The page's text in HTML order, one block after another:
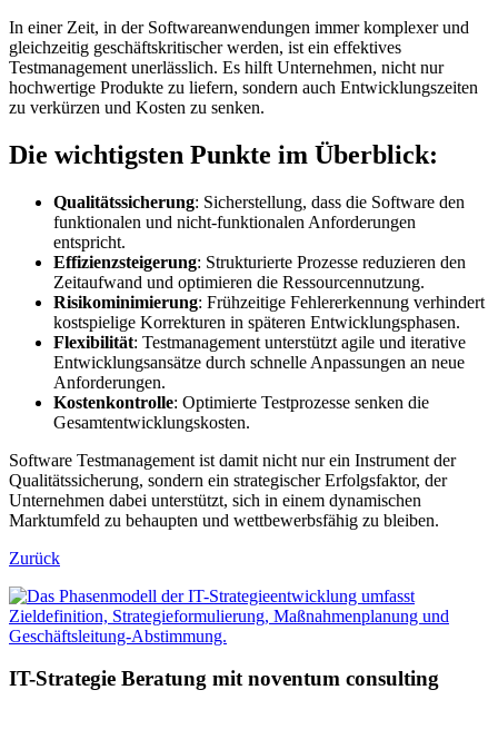
In einer Zeit, in der Softwareanwendungen immer komplexer und
gleichzeitig geschäftskritischer werden, ist ein effektives
Testmanagement unerlässlich. Es hilft Unternehmen, nicht nur
hochwertige Produkte zu liefern, sondern auch Entwicklungszeiten
zu verkürzen und Kosten zu senken.
Die wichtigsten Punkte im Überblick:
Qualitätssicherung: Sicherstellung, dass die Software den
funktionalen und nicht-funktionalen Anforderungen
entspricht.
Effizienzsteigerung: Strukturierte Prozesse reduzieren den
Zeitaufwand und optimieren die Ressourcennutzung.
Risikominimierung: Frühzeitige Fehlererkennung verhindert
kostspielige Korrekturen in späteren Entwicklungsphasen.
Flexibilität: Testmanagement unterstützt agile und iterative
Entwicklungsansätze durch schnelle Anpassungen an neue
Anforderungen.
Kostenkontrolle: Optimierte Testprozesse senken die
Gesamtentwicklungskosten.
Software Testmanagement ist damit nicht nur ein Instrument der
Qualitätssicherung, sondern ein strategischer Erfolgsfaktor, der
Unternehmen dabei unterstützt, sich in einem dynamischen
Marktumfeld zu behaupten und wettbewerbsfähig zu bleiben.
Zurück
IT-Strategie Beratung mit noventum consulting